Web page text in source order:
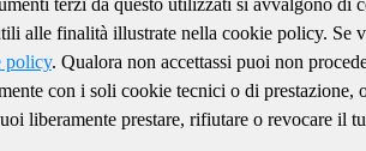
Aggiungi al carrello
terzi da questo utilizzati si avvalgono di
alle finalità illustrate nella cookie policy. Se
policy. Qualora non accettassi puoi non
con i soli cookie tecnici o di prestazione,
liberamente prestare, rifiutare o revocare il